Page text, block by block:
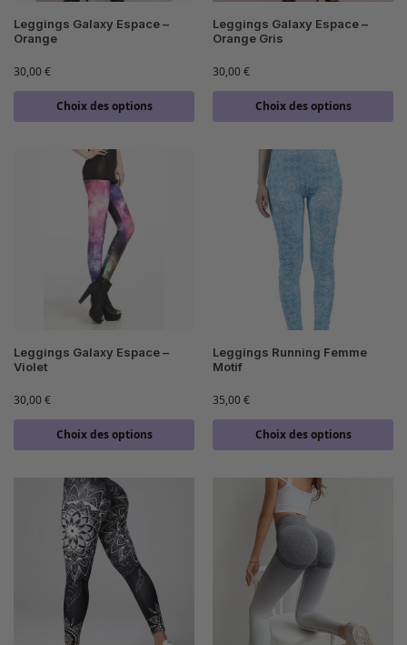
Leggings Galaxy Espace –
Orange
30,00€
Choix des options
Leggings Galaxy Espace –
Orange Gris
30,00€
Choix des options
Leggings Galaxy Espace –
Violet
30,00€
Choix des options
Leggings Running Femme
Motif
35,00€
Choix des options